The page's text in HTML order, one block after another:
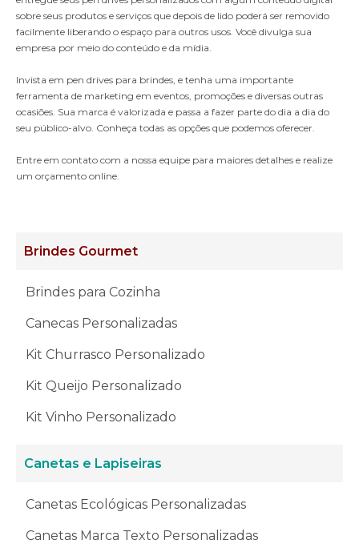
Brindes Gourmet
Brindes para Cozinha
Canecas Personalizadas
Kit Churrasco Personalizado
Kit Queijo Personalizado
Kit Vinho Personalizado
Canetas e Lapiseiras
Canetas Ecológicas Personalizadas
Canetas Marca Texto Personalizadas
sobre seus produtos e serviços que depois de lido poderá ser removido
facilmente liberando o espaço para outros usos. Você divulga sua
empresa por meio do conteúdo e da mídia.
Invista em pen drives para brindes, e tenha uma importante
ferramenta de marketing em eventos, promoções e diversas outras
ocasiões. Sua marca é valorizada e passa a fazer parte do dia a dia do
seu público-alvo. Conheça todas as opções que podemos oferecer.
Entre em contato com a nossa equipe para maiores detalhes e realize
um orçamento online.